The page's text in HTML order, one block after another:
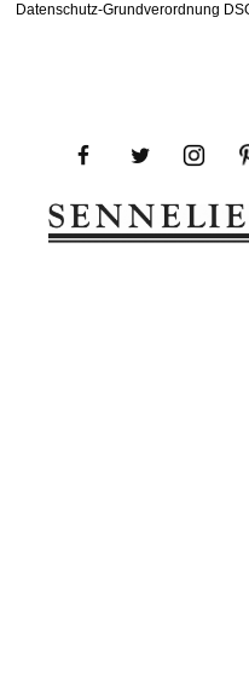
Datenschutz-Grundverordnung